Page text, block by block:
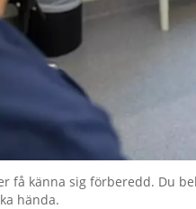
få känna sig förberedd. Du
hända.